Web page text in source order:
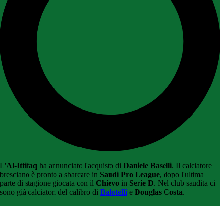
L'Al-Ittifaq ha annunciato l'acquisto di Daniele Baselli. Il calciatore
bresciano è pronto a sbarcare in Saudi Pro League, dopo l'ultima
parte di stagione giocata con il Chievo in Serie D. Nel club saudita ci
sono già calciatori del calibro di Balotelli e Douglas Costa.